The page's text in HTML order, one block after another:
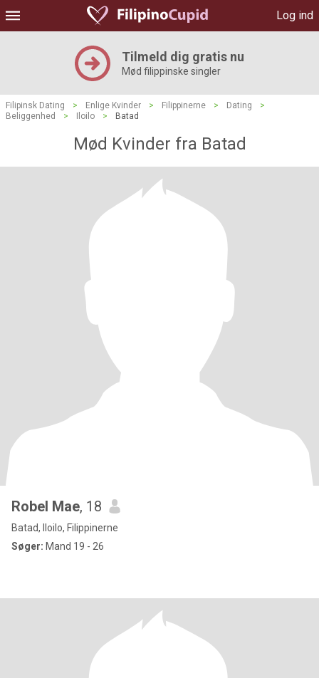
Log ind
Tilmeld dig gratis nu
Mød filippinske singler
Filipinsk Dating > Enlige Kvinder > Filippinerne > Dating
>
Beliggenhed
> Iloilo > Batad
Mød Kvinder fra Batad
Robel Mae, 18
Batad, Iloilo, Filippinerne
Søger: Mand 19 - 26